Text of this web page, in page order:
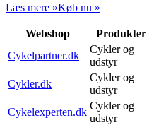
Læs mere »Køb nu »
Webshop Produkter
Cykelpartner.dk
Cykler og
udstyr
Cykler.dk
Cykler og
udstyr
Cykelexperten.dk
Cykler og
udstyr